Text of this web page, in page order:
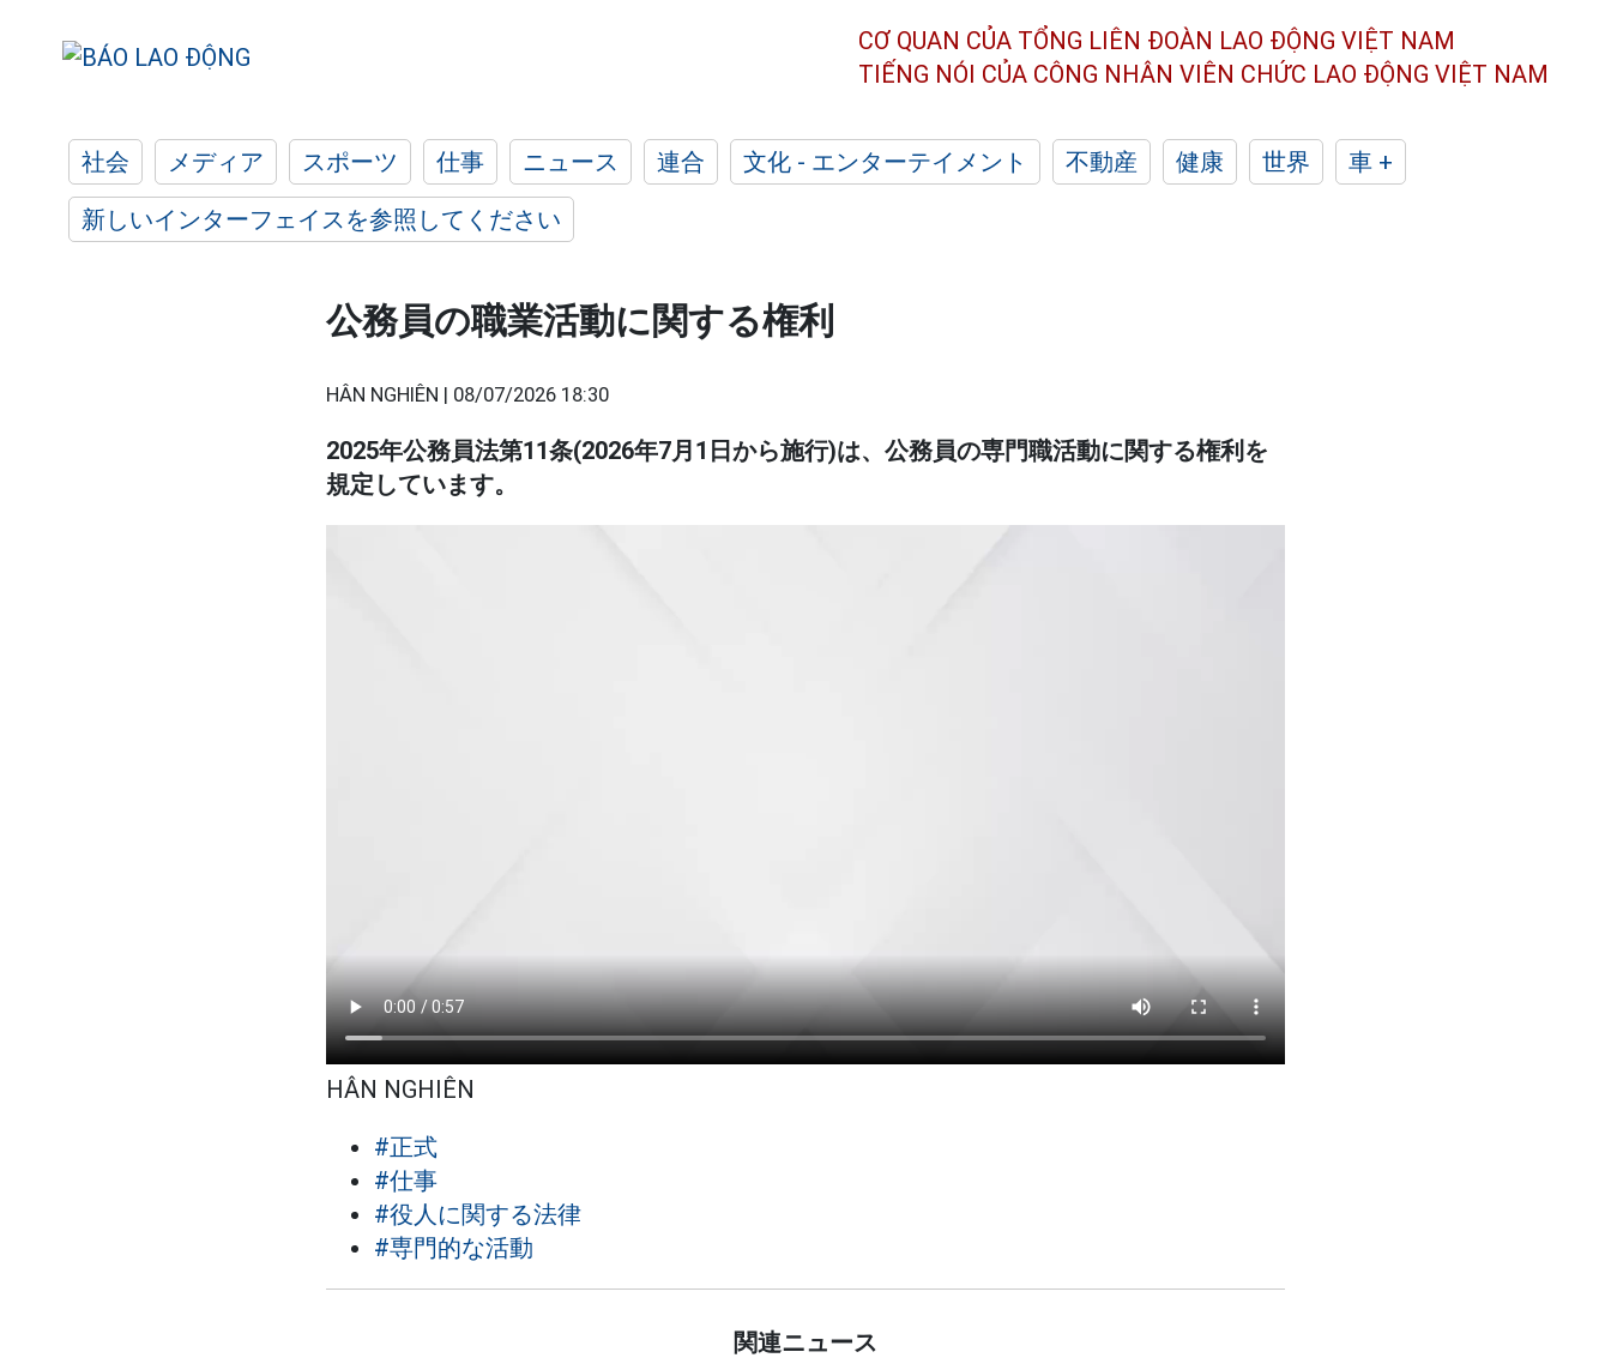
CƠ QUAN CỦA TỔNG LIÊN ĐOÀN LAO ĐỘNG VIỆT NAM
TIẾNG NÓI CỦA CÔNG NHÂN VIÊN CHỨC LAO ĐỘNG VIỆT NAM
社会 メディア スポーツ 仕事 ニュース 連合 文化 - エンターテイメント 不動産 健康 世界
車 +
新しいインターフェイスを参照してください
公務員の職業活動に関する権利
HÂN NGHIÊN | 08/07/2026 18:30
2025年公務員法第11条(2026年7月1日から施行)は、公務員の専門職活動に関する権利を
規定しています。
HÂN NGHIÊN
#正式
#仕事
#役人に関する法律
#専門的な活動
関連ニュース